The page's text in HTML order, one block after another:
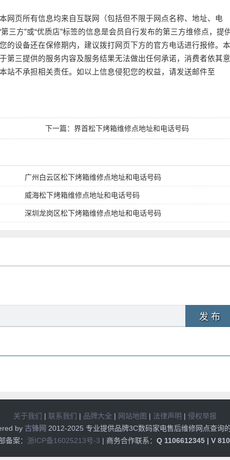
网页所有信息均来自互联网（包括但不限于网点名称、地址、电
三方”或“优质店”标签的信息是会员自行发布的第三方维修点，提
的设备还在保修期内，建议拨打网页下方的官方电话进行报修。本
第三提供的服务内容及服务结果无法做出任何承诺，消费者依其意
站不承担相关责任。如以上信息侵犯您的权益，请发送邮件至
下一篇：界首松下烤箱维修点地址和电话号码
广州白云区松下烤箱维修点地址和电话号码
威海松下烤箱维修点地址和电话号码
深圳龙岗区松下烤箱维修点地址和电话号码
发 布
关于我们 | 联系我们 | 品牌大全 | 网站地图 | 法律声明 | 侵权举报
by 古锋网 2012-2025 专业提供品牌3C数码家电售后维修网点查询
备案： 浙ICP备16025213号-3 | 商务合作联系： Q 1106612345 | V